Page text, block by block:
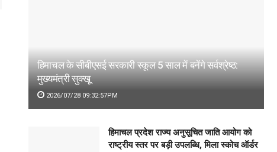
हिमाचल के सीबीएसई सरकारी स्कूल 5 साल में बनेंगे सर्वश्रेष्ठ:
मुख्यमंत्री सुक्खू
2026/07/28 09:32:57PM
हिमाचल प्रदेश राज्य अनुसूचित जाति आयोग को
राष्ट्रीय स्तर पर बड़ी उपलब्धि, मिला स्कोच ऑर्डर